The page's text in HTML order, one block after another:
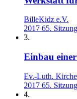
BilleKidz e.V.
2017 65. Sitzung
3.
Einbau
Ev.-Luth.
2017 65. Sitzung
4.